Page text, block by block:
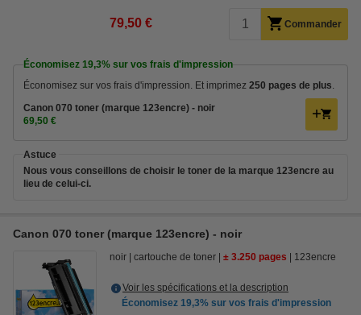
79,50 € Commander
Économisez 19,3% sur vos frais d'impression
Économisez sur vos frais d'impression. Et imprimez 250 pages de plus.
Canon 070 toner (marque 123encre) - noir
69,50 €
Astuce
Nous vous conseillons de choisir le toner de la marque 123encre au
lieu de celui-ci.
Canon 070 toner (marque 123encre) - noir
noir cartouche de toner ± 3.250 pages 123encre
Voir les spécifications et la description
Économisez 19,3% sur vos frais d'impression